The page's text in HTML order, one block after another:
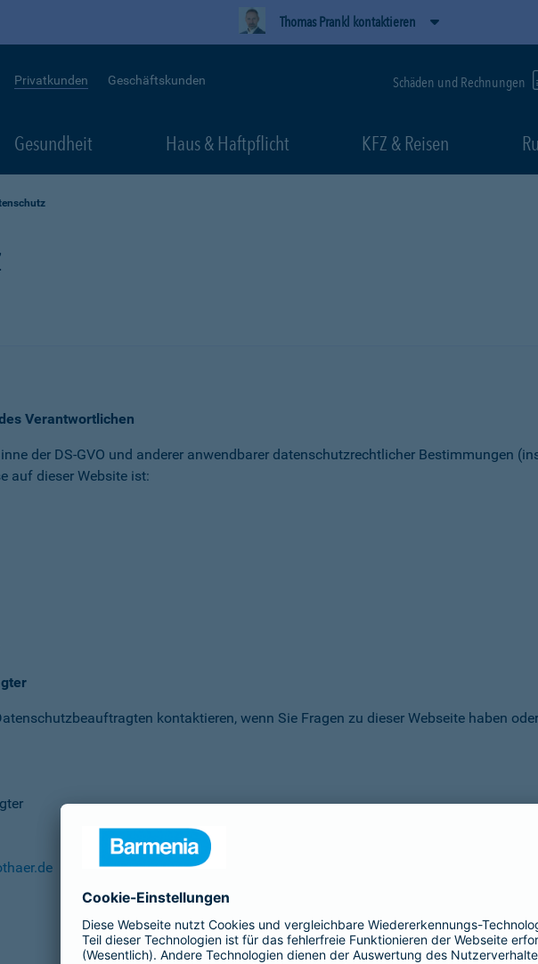
Thomas Prankl kontaktieren
Privatkunden Geschäftskunden Schäden und Rechnungen
Gesundheit Haus & Haftpflicht KFZ & Reisen
Verantwortlichen
der DS-GVO und anderer anwendbarer datenschutz­rechtlicher Bestimmungen
auf dieser Website ist:
kontaktieren, wenn Sie Fragen zu dieser Webseite haben